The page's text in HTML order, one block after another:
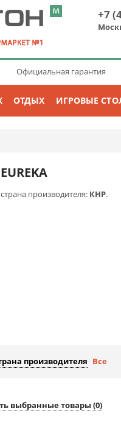
+7
Официальная гарантия
ОТДЫХ ИГРОВЫЕ
производителя: КНР.
производителя Все
выбранные товары (0)